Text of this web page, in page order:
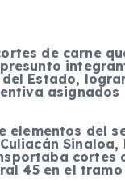
de carne
Estado,
del
Sinaloa,
cortes
45 en el tramo